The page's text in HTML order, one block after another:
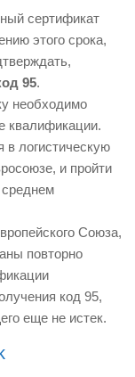
сертификат
этого срока,
95.
необходимо
квалификации.
в логистическую
и пройти
Союза,
повторно
код 95,
еще не истек.